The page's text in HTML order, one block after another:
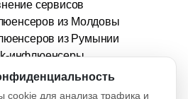
сервисов
из Молдовы
из Румынии
инфлюенсеры
для анализа трафика и